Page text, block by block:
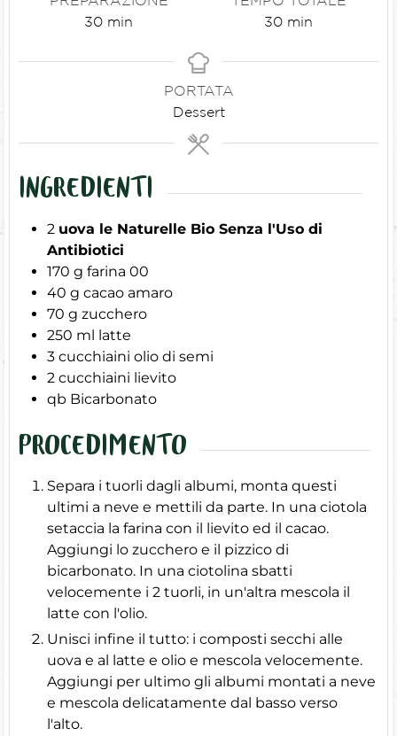
30 min
30 min
PORTATA
Dessert
INGREDIENTI
2 uova le Naturelle Bio Senza l'Uso di
Antibiotici
170 g farina 00
40 g cacao amaro
70 g zucchero
250 ml latte
3 cucchiaini olio di semi
2 cucchiaini lievito
qb Bicarbonato
PROCEDIMENTO
Separa i tuorli dagli albumi, monta questi
ultimi a neve e mettili da parte. In una ciotola
setaccia la farina con il lievito ed il cacao.
Aggiungi lo zucchero e il pizzico di
bicarbonato. In una ciotolina sbatti
velocemente i 2 tuorli, in un'altra mescola il
latte con l'olio.
Unisci infine il tutto: i composti secchi alle
uova e al latte e olio e mescola velocemente.
Aggiungi per ultimo gli albumi montati a neve
e mescola delicatamente dal basso verso
l'alto.